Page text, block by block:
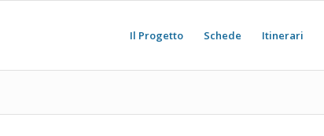
Il Progetto Schede Itinerari